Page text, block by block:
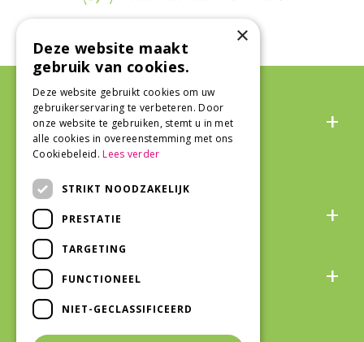
Algemeen
Over ons
Snel naar
×
Deze website maakt
gebruik van cookies.
Deze website gebruikt cookies om uw
gebruikerservaring te verbeteren. Door
onze website te gebruiken, stemt u in met
alle cookies in overeenstemming met ons
Cookiebeleid.Lees verder
STRIKT NOODZAKELIJK
PRESTATIE
TARGETING
FUNCTIONEEL
NIET-GECLASSIFICEERD